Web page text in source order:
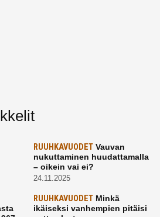
RUUHKAVUODETVauvan
nukuttaminen huudattamalla
– oikein vai ei?
24.11.2025
RUUHKAVUODETMinkä
ikäiseksi vanhempien pitäisi